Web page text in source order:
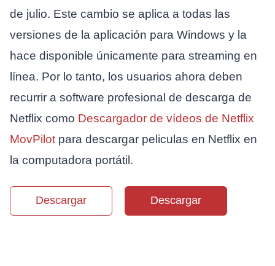
de julio. Este cambio se aplica a todas las
versiones de la aplicación para Windows y la
hace disponible únicamente para streaming en
línea. Por lo tanto, los usuarios ahora deben
recurrir a software profesional de descarga de
Netflix como Descargador de vídeos de Netflix
MovPilotpara descargar peliculas en Netflix en
la computadora portátil.
Descargar Descargar